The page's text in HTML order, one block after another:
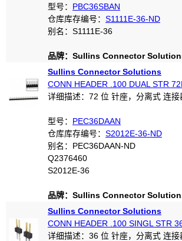
型号： PBC36SBAN
仓库库存编号： S1111E-36-ND
别名：S1111E-36
品牌：Sullins Connector
Sullins Connector Solutions
CONN HEADER .100 DUAL STR
详细描述：72 位 针座，分离式 连
型号： PEC36DAAN
仓库库存编号： S2012E-36-ND
别名：PEC36DAAN-ND
Q2376460
S2012E-36
品牌：Sullins Connector
Sullins Connector Solutions
CONN HEADER .100 SINGL STR
详细描述：36 位 针座，分离式 连